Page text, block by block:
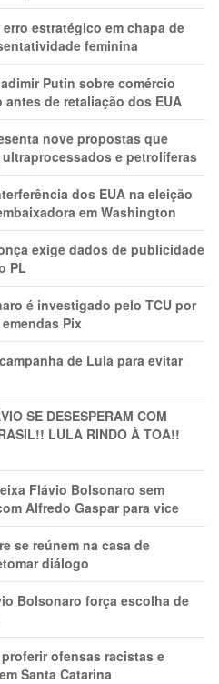
estratégico em chapa de
feminina
Putin sobre comércio
de retaliação dos EUA
nove propostas que
e petrolíferas
dos EUA na eleição
em Washington
exige dados de publicidade
PL
é investigado pelo TCU por
Pix
de Lula para evitar
SE DESESPERAM COM
LULA RINDO À TOA!!
Flávio Bolsonaro sem
Alfredo Gaspar para vice
se reúnem na casa de
diálogo
Bolsonaro força escolha de
ofensas racistas e
Santa Catarina